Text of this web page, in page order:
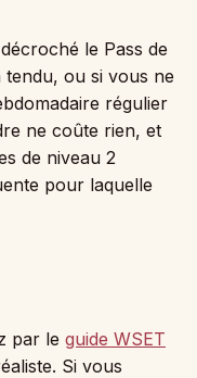
le Pass de
tendu, ou si vous ne
régulier
ne coûte rien, et
de niveau 2
pour laquelle
par le guide WSET
Si vous